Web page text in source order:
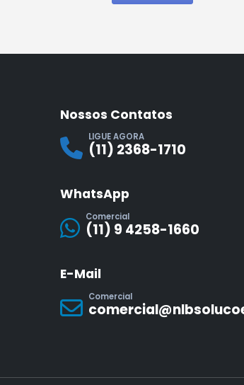
Nossos Contatos
LIGUE AGORA
(11) 2368-1710
WhatsApp
Comercial
(11) 9 4258-1660
E-Mail
Comercial